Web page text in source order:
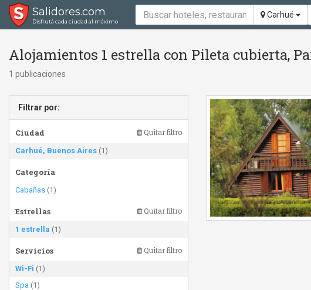
Salidores.com
Disfrutá cada ciudad al máximo
Carhué
Alojamientos 1 estrella con Pileta cubierta,
1 publicaciones
Filtrar por:
Ciudad Quitar filtro
Carhué, Buenos Aires (1)
Categoría
Cabañas (1)
Estrellas Quitar filtro
1 estrella (1)
Servicios Quitar filtro
Wi-Fi (1)
Spa (1)